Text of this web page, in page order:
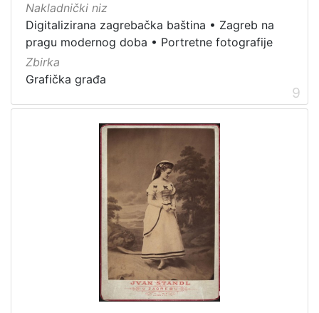
Nakladnički niz
Digitalizirana zagrebačka baština • Zagreb na
pragu modernog doba • Portretne fotografije
Zbirka
Grafička građa
9